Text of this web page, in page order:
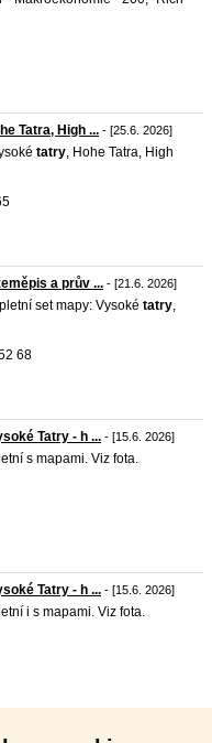
Tatra, High ... - [25.6. 2026]
tatry, Hohe Tatra, High
a prův ... - [21.6. 2026]
set mapy: Vysoké tatry,
68
Tatry - h ... - [15.6. 2026]
s mapami. Viz fota.
Tatry - h ... - [15.6. 2026]
i s mapami. Viz fota.